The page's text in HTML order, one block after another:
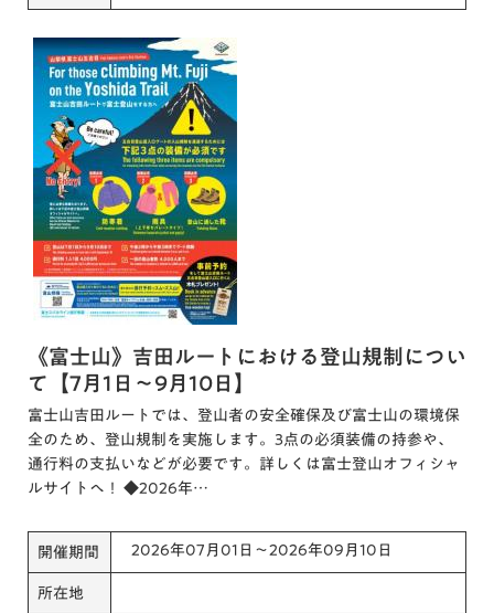
《富士山》吉田ルートにおける登山規制につい
て【7月1日～9月10日】
富士山吉田ルートでは、登山者の安全確保及び富士山の環境保
全のため、登山規制を実施します。3点の必須装備の持参や、
通行料の支払いなどが必要です。詳しくは富士登山オフィシャ
ルサイトへ！ ◆2026年…
開催期間 2026年07月01日～2026年09月10日
所在地